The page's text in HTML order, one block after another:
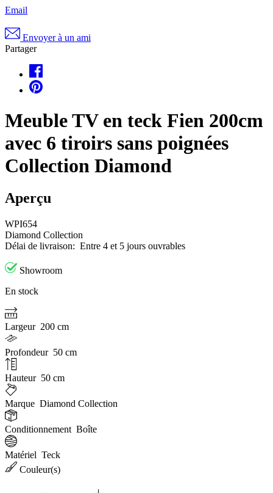
Email
Envoyer à un ami
Partager
Meuble TV en teck Fien 200cm
avec 6 tiroirs sans poignées
Collection Diamond
Aperçu
WPI654
Diamond Collection
Délai de livraison: Entre 4 et 5 jours ouvrables
Showroom
En stock
Largeur 200 cm
Profondeur 50 cm
Hauteur 50 cm
Marque Diamond Collection
Conditionnement Boîte
Matériel Teck
Couleur(s)